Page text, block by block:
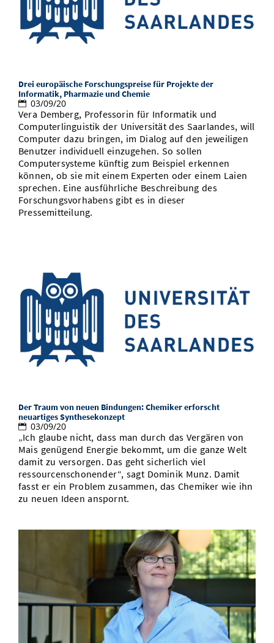
Drei europäische Forschungspreise für Projekte der
Informatik, Pharmazie und Chemie
03/09/20
Vera Demberg, Professorin für Informatik und
Computerlinguistik der Universität des Saarlandes, will
Computer dazu bringen, im Dialog auf den jeweiligen
Benutzer individuell einzugehen. So sollen
Computersysteme künftig zum Beispiel erkennen
können, ob sie mit einem Experten oder einem Laien
sprechen. Eine ausführliche Beschreibung des
Forschungsvorhabens gibt es in dieser
Pressemitteilung.
Der Traum von neuen Bindungen: Chemiker erforscht
neuartiges Synthesekonzept
03/09/20
„Ich glaube nicht, dass man durch das Vergären von
Mais genügend Energie bekommt, um die ganze Welt
damit zu versorgen. Das geht sicherlich viel
ressourcenschonender“, sagt Dominik Munz. Damit
fasst er ein Problem zusammen, das Chemiker wie ihn
zu neuen Ideen anspornt.